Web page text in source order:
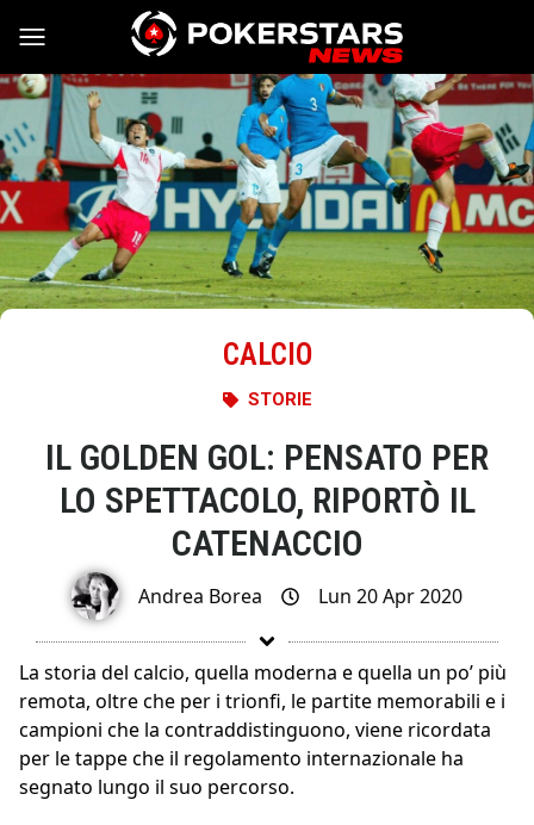
Vai al contenuto
CALCIO
STORIE
IL GOLDEN GOL: PENSATO PER
LO SPETTACOLO, RIPORTÒ IL
CATENACCIO
Andrea Borea Lun 20 Apr 2020
La storia del calcio, quella moderna e quella un po’ più
remota, oltre che per i trionfi, le partite memorabili e i
campioni che la contraddistinguono, viene ricordata
per le tappe che il regolamento internazionale ha
segnato lungo il suo percorso.